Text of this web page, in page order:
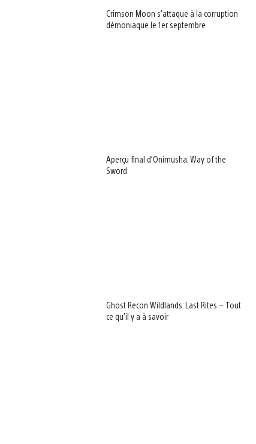
Crimson Moon s’attaque à la corruption
démoniaque le 1er septembre
Aperçu final d’Onimusha: Way of the
Sword
Ghost Recon Wildlands: Last Rites – Tout
ce qu’il y a à savoir